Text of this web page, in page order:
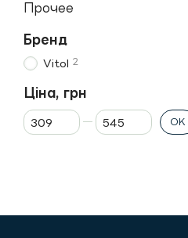
Прочее
Бренд
Vitol 2
Ціна, грн
Від Ціна, грн
До Ціна, грн
ОК